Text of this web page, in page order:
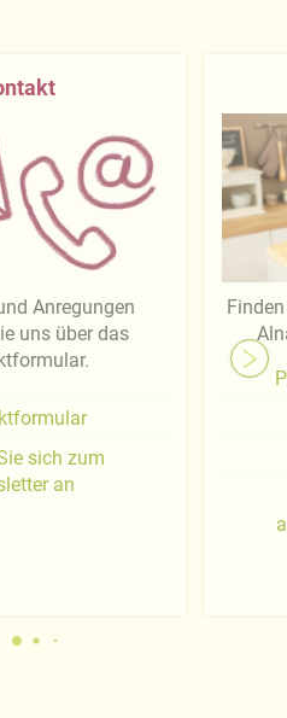
Anregungen
uns über das
sich zum
an